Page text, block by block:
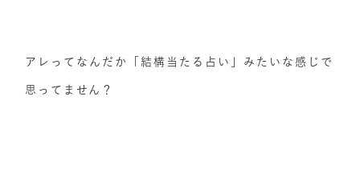
アレってなんだか「結構当たる占い」みたいな感じで
思ってません？